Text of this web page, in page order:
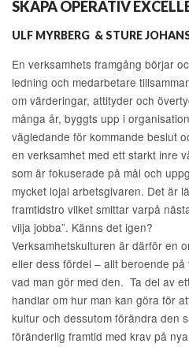
SKAPA OPERATIV
ULF MYRBERG & STURE
En verksamhets framgång börjar
ledning och medarbetare
om värderingar, attityder och
många år, byggts upp i
vägledande för kommande beslut
en verksamhet med ett starkt inre
som är fokuserade på mål och
mycket lojal arbetsgivaren. Det är
framtidstro vilket smittar varpå
vilja jobba”. Känns det igen?
Verksamhetskulturen är därför en
eller dess fördel – allt beroende
vad man gör med den. Ta del av
handlar om hur man kan göra för
kultur och dessutom förändra den
föränderlig framtid med krav på